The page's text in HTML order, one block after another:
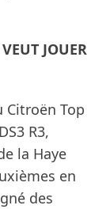
JOUER
Citroën Top
R3,
la Haye
en
des